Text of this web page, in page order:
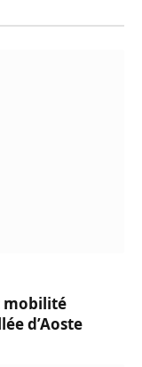
mobilité
d’Aoste